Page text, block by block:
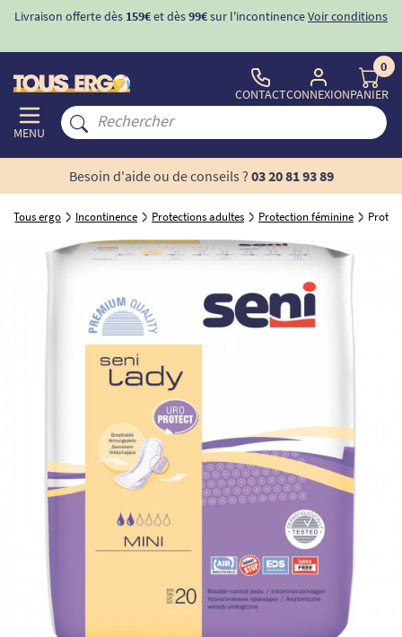
Livraison offerte dès 159€et dès99€sur l'incontinenceVoir conditions
MENU
CONTACTCONNEXION
0
PANIER
Besoin d'aide ou de conseils ? 03 20 81 93 89
Tous ergo Incontinence Protections adultes Protection féminine